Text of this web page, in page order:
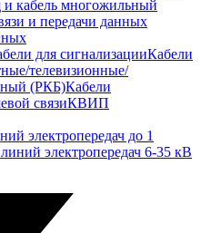
кабель многожильный
и передачи данных
для сигнализацииКабели
телевизионные/
(РКБ)Кабели
связиКВИП
электропередач до 1
электропередач 6-35 кВ